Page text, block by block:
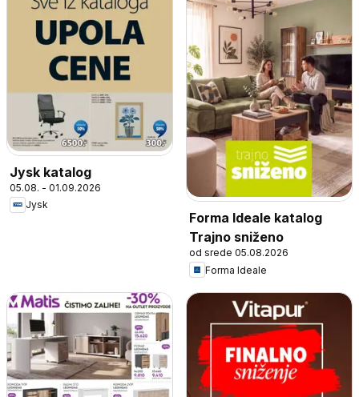
Jysk katalog
05.08. - 01.09.2026
Jysk
Forma Ideale katalog
Trajno sniženo
od srede 05.08.2026
Forma Ideale